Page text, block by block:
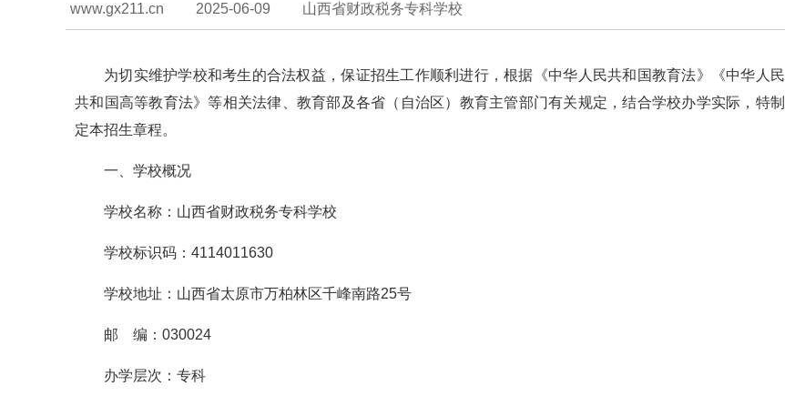
www.gx211.cn 2025-06-09 山西省财政税务专科学校
为切实维护学校和考生的合法权益，保证招生工作顺利进行，根据《中华人民共和国教育法》《中华人民
共和国高等教育法》等相关法律、教育部及各省（自治区）教育主管部门有关规定，结合学校办学实际，特制
定本招生章程。
一、学校概况
学校名称：山西省财政税务专科学校
学校标识码：4114011630
学校地址：山西省太原市万柏林区千峰南路25号
邮 编：030024
办学层次：专科